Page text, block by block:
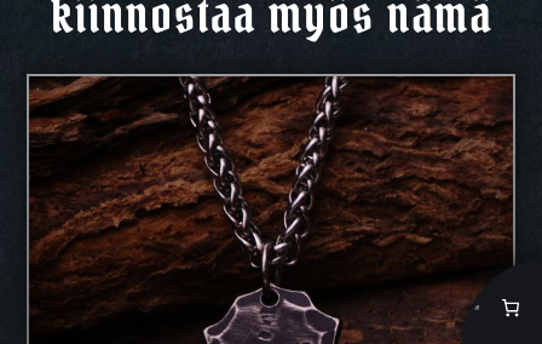
kiinnostaa myös nämä